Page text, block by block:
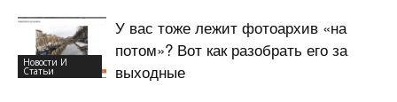
Новости И
Статьи
У вас тоже лежит фотоархив «на
потом»? Вот как разобрать его за
выходные